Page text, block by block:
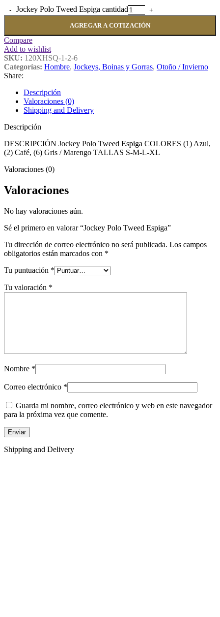
Jockey Polo Tweed Espiga cantidad
AGREGAR A COTIZACIÓN
Compare
Add to wishlist
SKU: 120XHSQ-1-2-6
Categorías: Hombre, Jockeys, Boinas y Gorras, Otoño / Invierno
Share:
Descripción
Valoraciones (0)
Shipping and Delivery
Descripción
DESCRIPCIÓN Jockey Polo Tweed Espiga COLORES (1) Azul,
(2) Café, (6) Gris / Marengo TALLAS S-M-L-XL
Valoraciones (0)
Valoraciones
No hay valoraciones aún.
Sé el primero en valorar “Jockey Polo Tweed Espiga”
Tu dirección de correo electrónico no será publicada. Los campos
obligatorios están marcados con *
Tu puntuación *
Tu valoración *
Nombre *
Correo electrónico *
Guarda mi nombre, correo electrónico y web en este navegador
para la próxima vez que comente.
Shipping and Delivery